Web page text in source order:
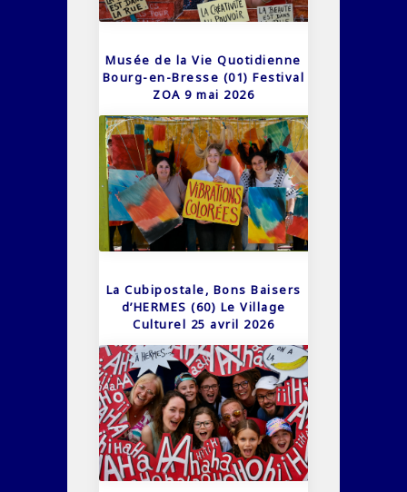
Musée de la Vie Quotidienne
Bourg-en-Bresse (01) Festival
ZOA 9 mai 2026
La Cubipostale, Bons Baisers
d’HERMES (60) Le Village
Culturel 25 avril 2026